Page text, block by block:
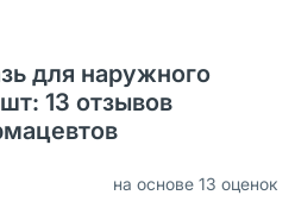
для наружного
13 отзывов
на основе 13 оценок